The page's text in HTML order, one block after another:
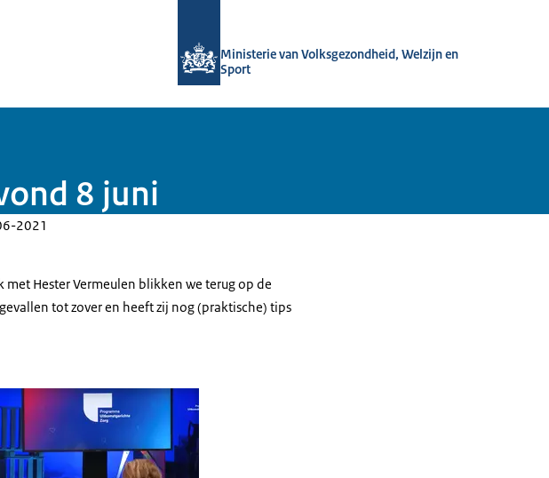
Ministerie van Volksgezondheid, Welzijn en
Sport
8 juni
2021
met Hester Vermeulen blikken we terug op de
tot zover en heeft zij nog (praktische) tips
talkshow 8 juni (avond)